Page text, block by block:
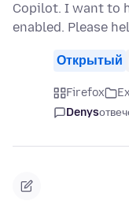
Copilot. I want to
enabled. Please
Открытый
Firefox
Denys